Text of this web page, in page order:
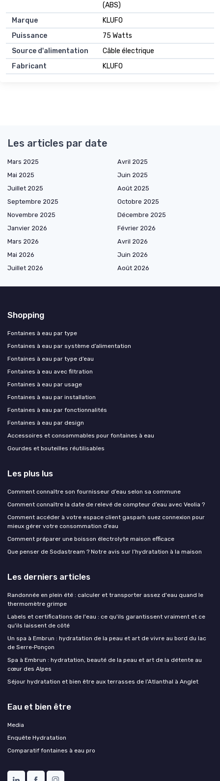
(ABS)
Marque
KLUFO
Puissance
75 Watts
Source d'alimentation
Câble électrique
Fabricant
KLUFO
Les articles par date
Mars 2025
Avril 2025
Mai 2025
Juin 2025
Juillet 2025
Août 2025
Septembre 2025
Octobre 2025
Novembre 2025
Décembre 2025
Janvier 2026
Février 2026
Mars 2026
Avril 2026
Mai 2026
Juin 2026
Juillet 2026
Août 2026
Shopping
Fontaines à eau par type
Fontaines à eau par système d’alimentation
Fontaines à eau par type d’eau
Fontaines à eau avec filtration
Fontaines à eau par usage
Fontaines à eau par installation
Fontaines à eau par fonctionnalités
Fontaines à eau par design
Accessoires et consommables pour fontaines à eau
Gourdes et bouteilles réutilisables
Les plus lus
Comment connaître son fournisseur d’eau selon sa commune
Comment connaître la date de relevé de compteur d’eau avec Veolia ?
Comment accéder à votre espace client gasparh suez connexion pour
mieux gérer votre consommation d’eau
Comment préparer une boisson électrolyte maison efficace
Que penser de Sodastream ? Notre avis sur l’hydratation à la maison
Les derniers articles
Randonnée en plein été : calculer et transporter assez d'eau quand le
thermomètre grimpe
Labels et certifications de l'eau : ce qu'ils garantissent vraiment et ce
qu'ils laissent de côté
Un spa à Embrun : hydratation de la peau et art de vivre au bord du lac
de Serre‑Ponçon
Spa à Embrun : hydratation, beauté de la peau et art de la détente au
cœur des Alpes
Séjour hydratation et bien être aux terrasses de l’Atlanthal à Anglet
Eau et bien être
Media
Enquête Hydratation
Comparatif fontaines à eau pro